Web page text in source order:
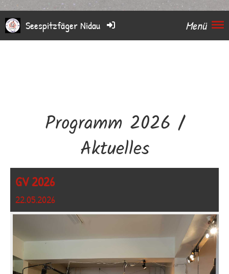
Menü
Seespitzfäger Nidau
Programm 2026 /
Aktuelles
GV 2026
22.05.2026